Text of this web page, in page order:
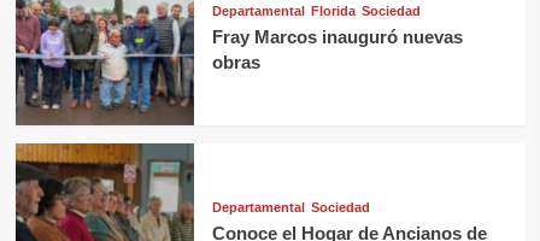
Departamental Florida Sociedad
Fray Marcos inauguró nuevas
obras
Departamental Sociedad
Conoce el Hogar de Ancianos de